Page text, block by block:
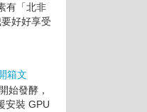
有「北非
好好享受
箱文
始發酵，
安裝 GPU